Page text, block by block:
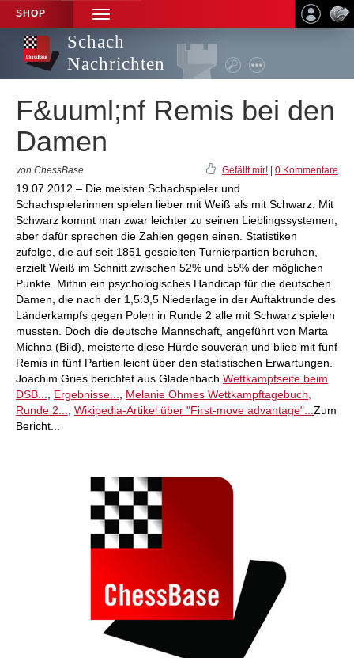
SHOP
TOGGLE
NAVIGATION
Schach
Nachrichten
F&uuml;nf Remis bei den
Damen
von ChessBase Gefällt mir! 0 Kommentare
19.07.2012 – Die meisten Schachspieler und
Schachspielerinnen spielen lieber mit Weiß als mit Schwarz. Mit
Schwarz kommt man zwar leichter zu seinen Lieblingssystemen,
aber dafür sprechen die Zahlen gegen einen. Statistiken
zufolge, die auf seit 1851 gespielten Turnierpartien beruhen,
erzielt Weiß im Schnitt zwischen 52% und 55% der möglichen
Punkte. Mithin ein psychologisches Handicap für die deutschen
Damen, die nach der 1,5:3,5 Niederlage in der Auftaktrunde des
Länderkampfs gegen Polen in Runde 2 alle mit Schwarz spielen
mussten. Doch die deutsche Mannschaft, angeführt von Marta
Michna (Bild), meisterte diese Hürde souverän und blieb mit fünf
Remis in fünf Partien leicht über den statistischen Erwartungen.
Joachim Gries berichtet aus Gladenbach. Wettkampfseite beim
DSB...
Ergebnisse...
Melanie Ohmes Wettkampftagebuch,
Runde 2...
Wikipedia-Artikel über "First-move advantage"... Zum
Bericht...